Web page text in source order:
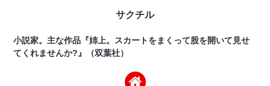
サクチル
小説家。主な作品『姉上。スカートをまくって股を開いて見せ
てくれませんか?』（双葉社）